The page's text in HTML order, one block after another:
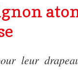
leur